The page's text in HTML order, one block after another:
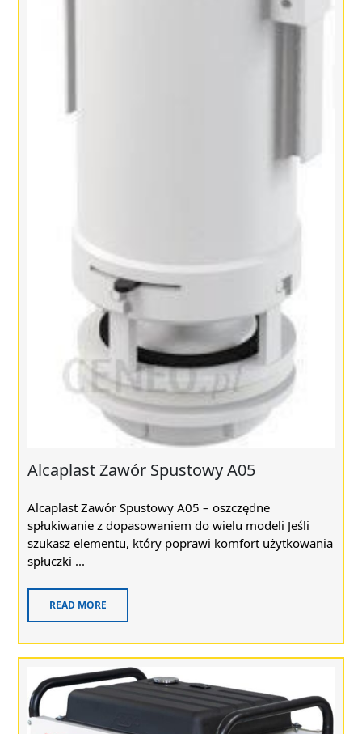
Alcaplast Zawór Spustowy A05
Alcaplast Zawór Spustowy A05 – oszczędne
spłukiwanie z dopasowaniem do wielu modeli Jeśli
szukasz elementu, który poprawi komfort użytkowania
spłuczki ...
READ MORE